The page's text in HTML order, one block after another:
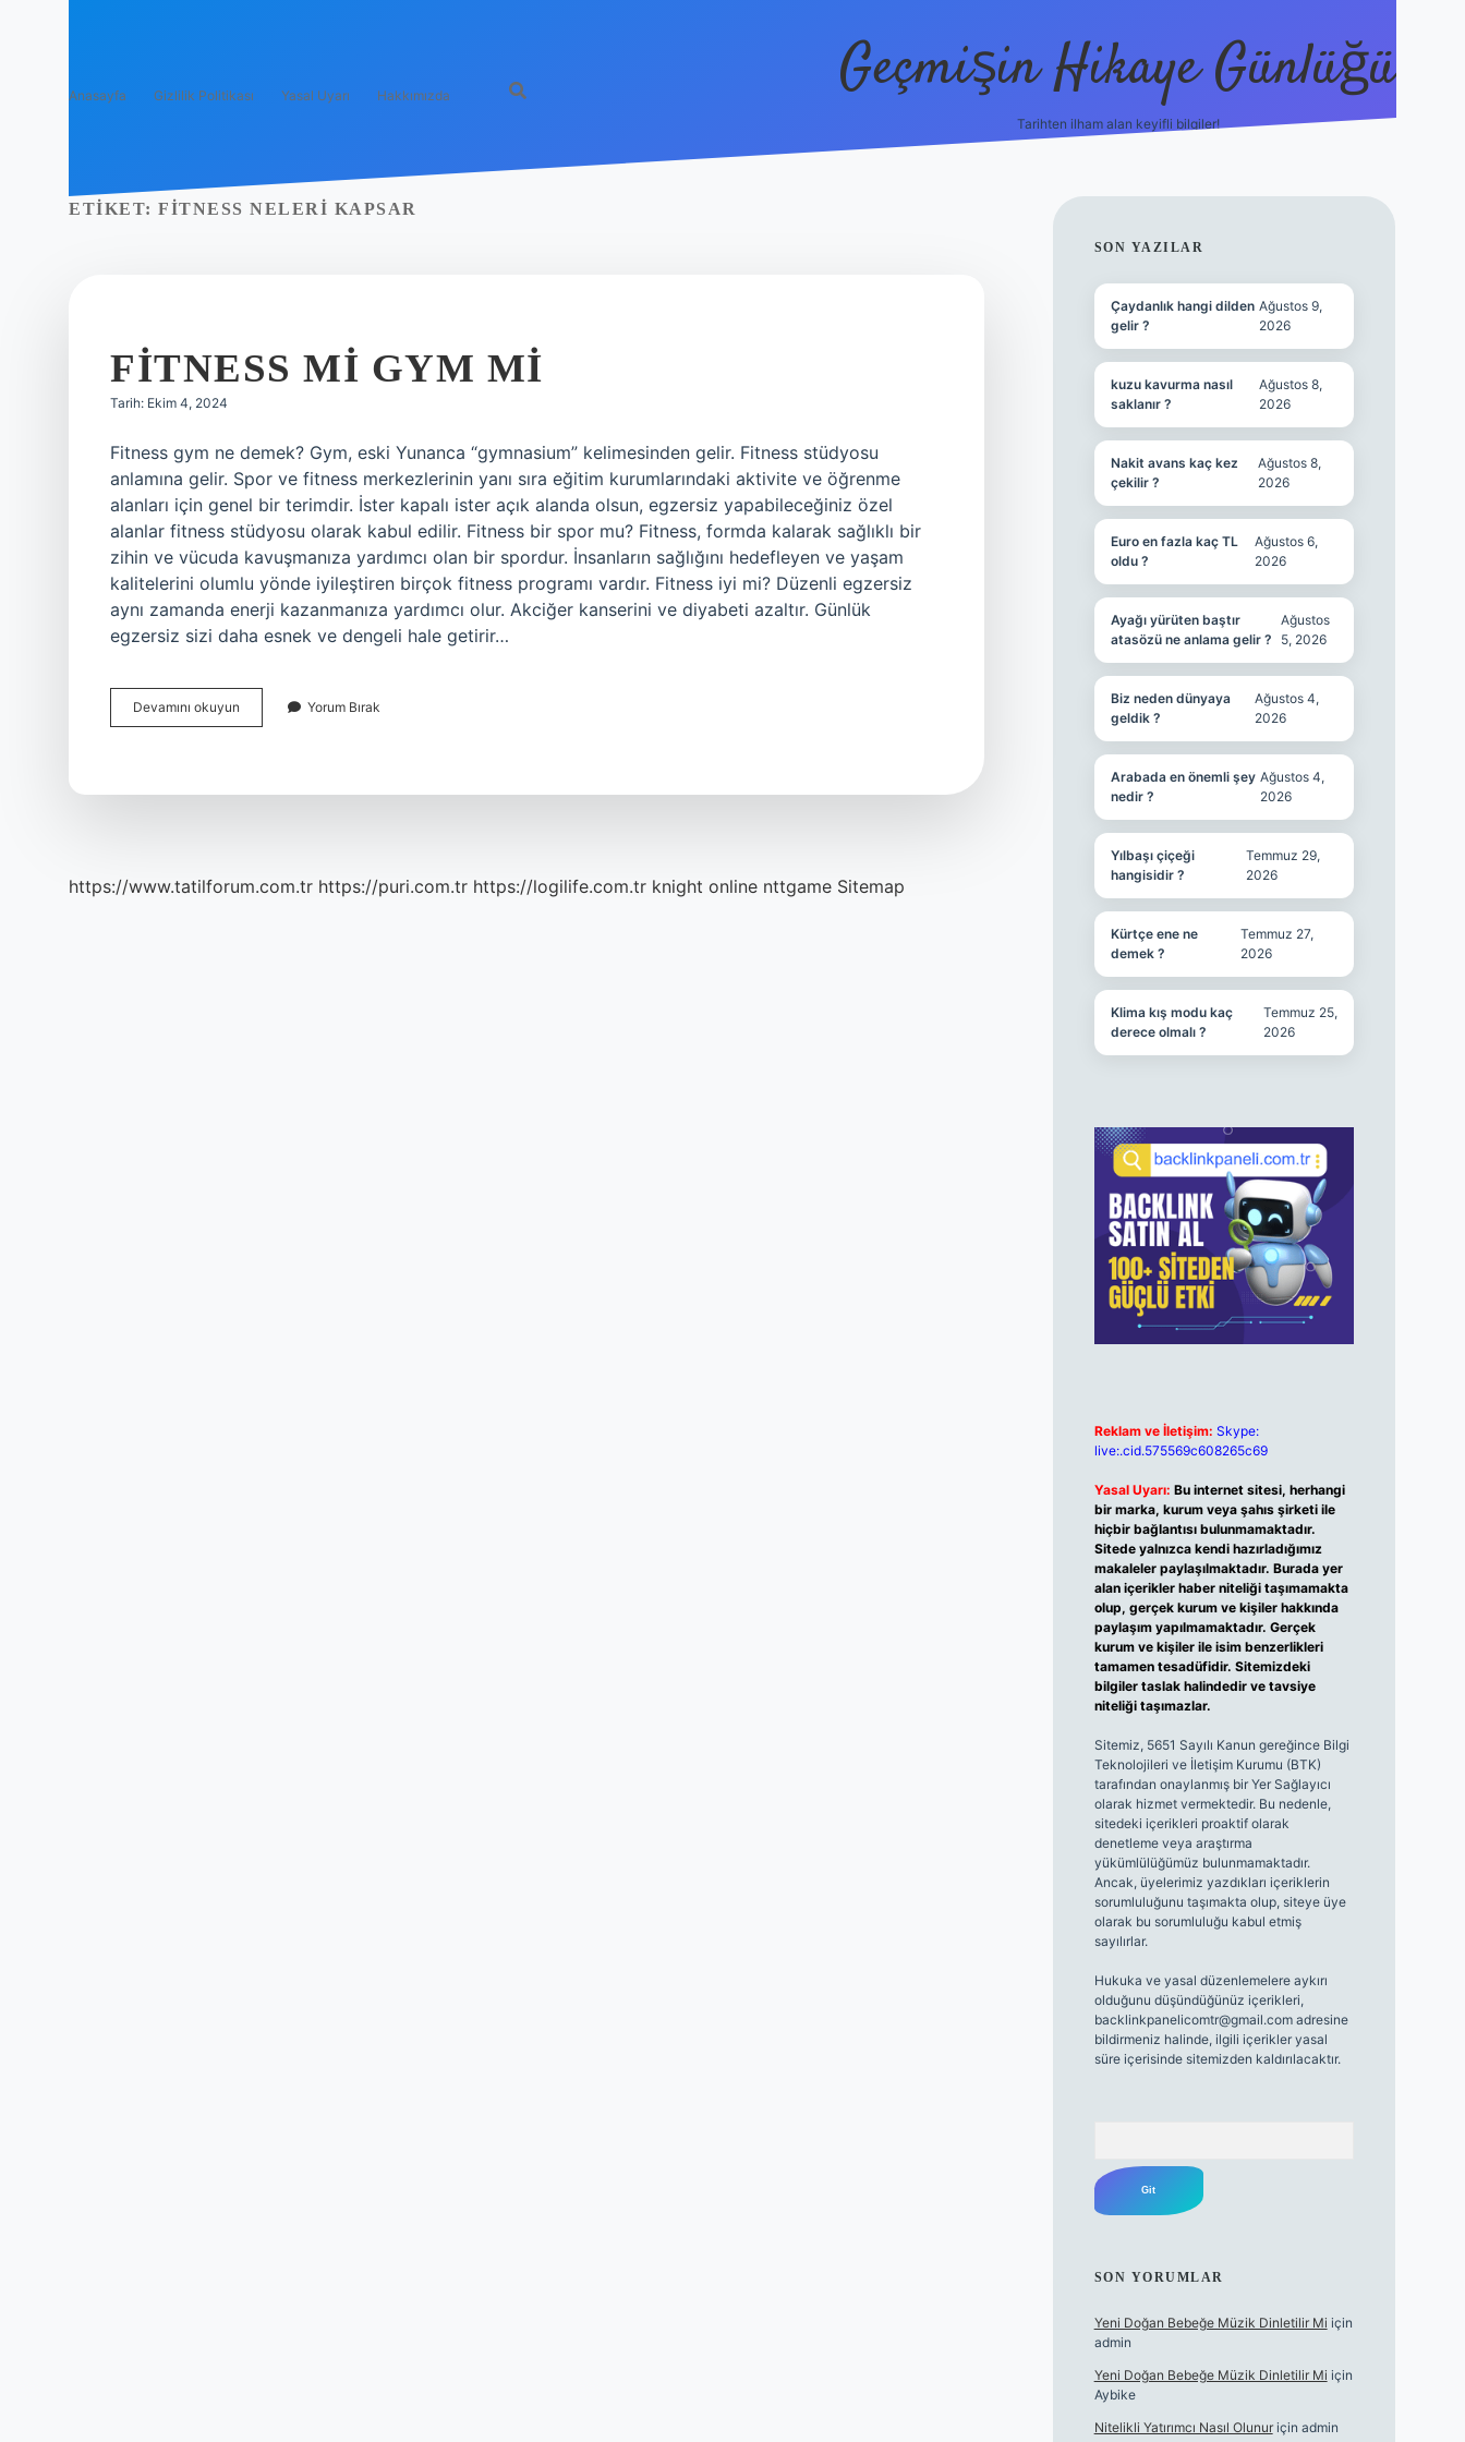
Anasayfa Gizlilik Politikası Yasal Uyarı Hakkımızda Geçmişin Hikaye Günlüğü
Tarihten ilham alan keyifli bilgiler!
ETIKET: FITNESS NELERI KAPSAR
FITNESS MI GYM MI
Tarih: Ekim 4, 2024
Fitness gym ne demek? Gym, eski Yunanca “gymnasium” kelimesinden gelir. Fitness stüdyosu
anlamına gelir. Spor ve fitness merkezlerinin yanı sıra eğitim kurumlarındaki aktivite ve öğrenme
alanları için genel bir terimdir. İster kapalı ister açık alanda olsun, egzersiz yapabileceğiniz özel
alanlar fitness stüdyosu olarak kabul edilir. Fitness bir spor mu? Fitness, formda kalarak sağlıklı bir
zihin ve vücuda kavuşmanıza yardımcı olan bir spordur. İnsanların sağlığını hedefleyen ve yaşam
kalitelerini olumlu yönde iyileştiren birçok fitness programı vardır. Fitness iyi mi? Düzenli egzersiz
aynı zamanda enerji kazanmanıza yardımcı olur. Akciğer kanserini ve diyabeti azaltır. Günlük
egzersiz sizi daha esnek ve dengeli hale getirir…
Devamını okuyun
Mi
Yorum Bırak
https://www.tatilforum.com.tr https://puri.com.tr https://logilife.com.tr knight online nttgame Sitemap
SIDEBAR
SON YAZILAR
Çaydanlık hangi dilden
gelir ?
Ağustos 9,
2026
kuzu kavurma nasıl
saklanır ?
Ağustos 8,
2026
Nakit avans kaç kez
çekilir ?
Ağustos 8,
2026
Euro en fazla kaç TL
oldu ?
Ağustos 6,
2026
Ayağı yürüten baştır
atasözü ne anlama gelir ?
Ağustos
5, 2026
Biz neden dünyaya
geldik ?
Ağustos 4,
2026
Arabada en önemli şey
nedir ?
Ağustos 4,
2026
Yılbaşı çiçeği
hangisidir ?
Temmuz 29,
2026
Kürtçe ene ne
demek ?
Temmuz 27,
2026
Klima kış modu kaç
derece olmalı ?
Temmuz 25,
2026
Reklam ve İletişim: Skype:
live:.cid.575569c608265c69
Yasal Uyarı: Bu internet sitesi, herhangi
bir marka, kurum veya şahıs şirketi ile
hiçbir bağlantısı bulunmamaktadır.
Sitede yalnızca kendi hazırladığımız
makaleler paylaşılmaktadır. Burada yer
alan içerikler haber niteliği taşımamakta
olup, gerçek kurum ve kişiler hakkında
paylaşım yapılmamaktadır. Gerçek
kurum ve kişiler ile isim benzerlikleri
tamamen tesadüfidir. Sitemizdeki
bilgiler taslak halindedir ve tavsiye
niteliği taşımazlar.
Sitemiz, 5651 Sayılı Kanun gereğince Bilgi
Teknolojileri ve İletişim Kurumu (BTK)
tarafından onaylanmış bir Yer Sağlayıcı
olarak hizmet vermektedir. Bu nedenle,
sitedeki içerikleri proaktif olarak
denetleme veya araştırma
yükümlülüğümüz bulunmamaktadır.
Ancak, üyelerimiz yazdıkları içeriklerin
sorumluluğunu taşımakta olup, siteye üye
olarak bu sorumluluğu kabul etmiş
sayılırlar.
Hukuka ve yasal düzenlemelere aykırı
olduğunu düşündüğünüz içerikleri,
backlinkpanelicomtr@gmail.comadresine
bildirmeniz halinde, ilgili içerikler yasal
süre içerisinde sitemizden kaldırılacaktır.
SON YORUMLAR
Yeni Doğan Bebeğe Müzik Dinletilir Mi için
admin
Yeni Doğan Bebeğe Müzik Dinletilir Mi için
Aybike
Nitelikli Yatırımcı Nasıl Olunuriçin admin
betbox giriş